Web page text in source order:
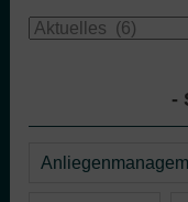
Themen